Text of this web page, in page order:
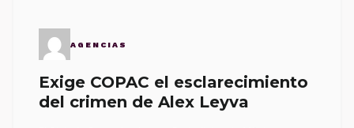
AGENCIAS
Exige COPAC el esclarecimiento
del crimen de Alex Leyva